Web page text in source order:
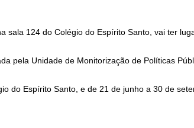
sala 124 do Colégio do Espírito Santo, vai ter
pela Unidade de Monitorização de Políticas
do Espírito Santo, e de 21 de junho a 30 de